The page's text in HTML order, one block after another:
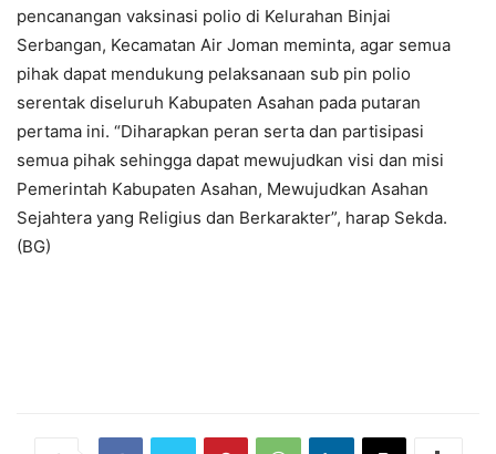
pencanangan vaksinasi polio di Kelurahan Binjai
Serbangan, Kecamatan Air Joman meminta, agar semua
pihak dapat mendukung pelaksanaan sub pin polio
serentak diseluruh Kabupaten Asahan pada putaran
pertama ini. “Diharapkan peran serta dan partisipasi
semua pihak sehingga dapat mewujudkan visi dan misi
Pemerintah Kabupaten Asahan, Mewujudkan Asahan
Sejahtera yang Religius dan Berkarakter”, harap Sekda.
(BG)